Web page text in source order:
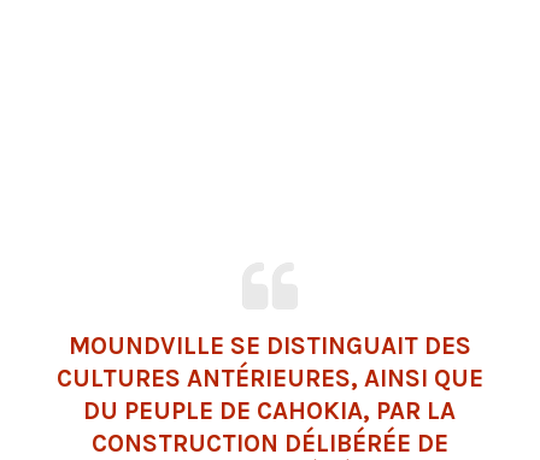
MOUNDVILLE SE DISTINGUAIT DES
CULTURES ANTÉRIEURES, AINSI QUE
DU PEUPLE DE CAHOKIA, PAR LA
CONSTRUCTION DÉLIBÉRÉE DE